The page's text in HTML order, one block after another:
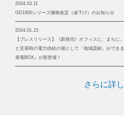
GD1600シリーズ価格改定（値下げ）のお知らせ
2024.03.11
【プレスリリース】《新発売》オフィスに、まちに
と災害時の電力供給の場として「地域貢献」ができ
発電BOX』が新登場！
2024.01.15
さらに詳し